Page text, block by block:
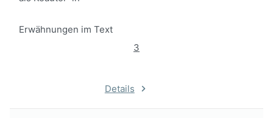
Erwähnungen im Text
3
Details